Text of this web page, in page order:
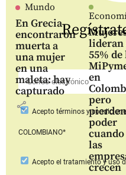
Mundo
En Grecia
encontraron
muerta a
una mujer
en una
maleta: hay
capturado
share
lideran
55% de
en
pero
pierden
poder
cuando
las
crecen
Aceptotérminos y
COLOMBIANO*
Acepto el tratamiento y uso